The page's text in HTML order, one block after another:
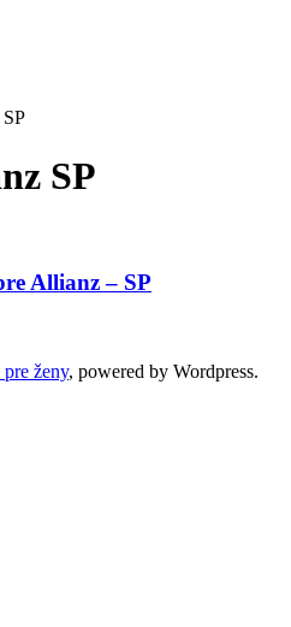
SP
Allianz – SP
ženy, powered by Wordpress.